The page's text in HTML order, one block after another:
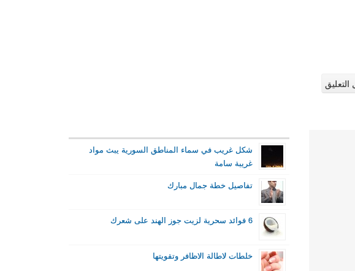
شكل غريب في سماء المناطق السورية يبث مواد
غريبة سامة
تفاصيل خطة جمال مبارك
6 فوائد سحرية لزيت جوز الهند على شعرك
خلطات لاطالة الاظافر وتقويتها